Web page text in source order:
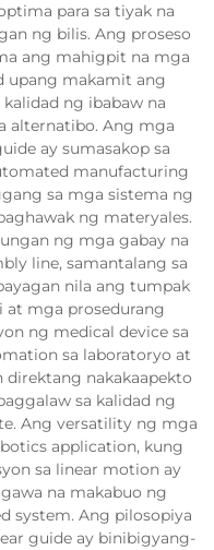
para sa tiyak na
ng bilis. Ang proseso
ang mahigpit na mga
upang makamit ang
ng ibabaw na
alternatibo. Ang mga
ay sumasakop sa
manufacturing
sa mga sistema ng
ng materyales.
ng mga gabay na
line, samantalang sa
nila ang tumpak
at mga prosedurang
ng medical device sa
sa laboratoryo at
nakakaapekto
sa kalidad ng
Ang versatility ng mga
application, kung
sa linear motion ay
na makabuo ng
system. Ang pilosopiya
guide ay binibigyang-